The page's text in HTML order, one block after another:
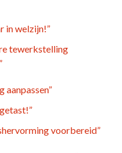
in welzijn!”
tewerkstelling
aanpassen”
voorbereid”